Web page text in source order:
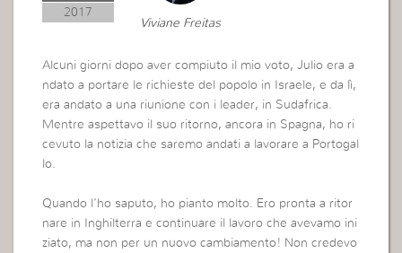
2017
Viviane Freitas
Alcuni giorni dopo aver compiuto il mio voto, Julio era a
ndato a portare le richieste del popolo in Israele, e da lì,
era andato a una riunione con i leader, in Sudafrica.
Mentre aspettavo il suo ritorno, ancora in Spagna, ho ri
cevuto la notizia che saremo andati a lavorare a Portogal
lo.
Quando l’ho saputo, ho pianto molto. Ero pronta a ritor
nare in Inghilterra e continuare il lavoro che avevamo ini
ziato, ma non per un nuovo cambiamento! Non credevo